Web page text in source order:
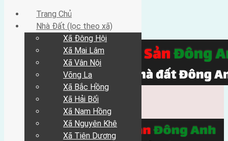
Trang Chủ
Nhà Đất (lọc theo xã)
Xã Đông Hội
Xã Mai Lâm
Xã Vân Nội
Võng La
Xã Bắc Hồng
Xã Hải Bối
Xã Nam Hồng
Xã Nguyên Khê
Xã Tiên Dương